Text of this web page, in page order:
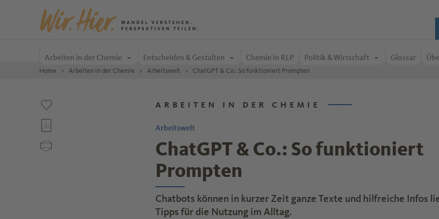
Zum Inhalt springen
Arbeiten in der Chemie Entscheiden & Gestalten Chemie in RLP Politik & Wirtschaft Glossar
Home Arbeiten in der Chemie Arbeitswelt ChatGPT & Co.: So funktioniert Prompten
ARBEITEN IN DER CHEMIE
Arbeitswelt
ChatGPT & Co.: So funktioniert
Prompten
Chatbots können in kurzer Zeit ganze Texte und hilfreiche Infos
Tipps für die Nutzung im Alltag.